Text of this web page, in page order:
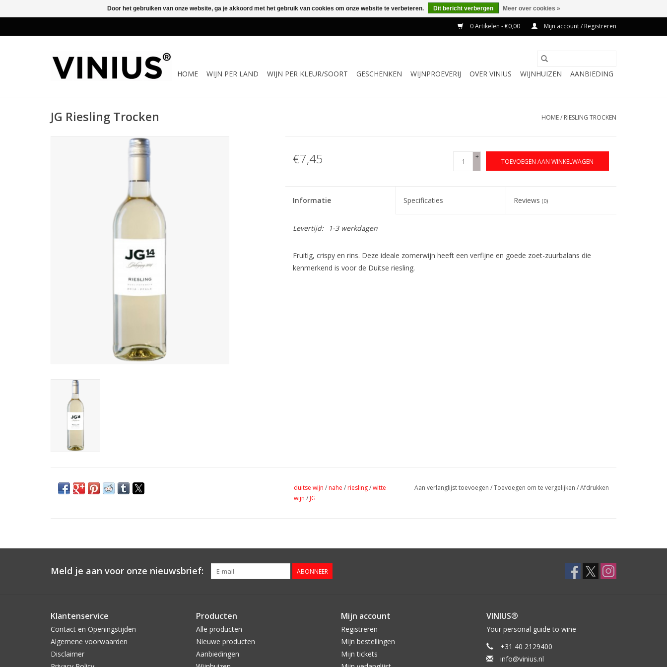
0 Artikelen - €0,00 Mijn account / Registreren
HOME WIJN PER LAND WIJN PER KLEUR/SOORT GESCHENKEN WIJNPROEVERIJ OVER VINIUS WIJNHUIZEN AANBIEDING
JG Riesling Trocken HOME/ RIESLING TROCKEN
€7,45
+
-
TOEVOEGEN AAN WINKELWAGEN
Informatie Specificaties Reviews(0)
Levertijd: 1-3 werkdagen
Fruitig, crispy en rins. Deze ideale zomerwijn heeft een verfijne en goede zoet-zuurbalans die
kenmerkend is voor de Duitse riesling.
duitse wijn / nahe / riesling/witte
wijn / JG
Aan verlanglijst toevoegen /Toevoegen om te vergelijken /Afdrukken
Meld je aan voor onze nieuwsbrief: ABONNEER
Klantenservice
Contact en Openingstijden
Algemene voorwaarden
Disclaimer
Producten
Alle producten
Nieuwe producten
Aanbiedingen
Mijn account
Registreren
Mijn bestellingen
Mijn tickets
VINIUS®
Your personal guide to wine
+31 40 2129400
info@vinius.nl
Door het gebruiken van onze website, ga je akkoord met het gebruik van cookies om onze website te verbeteren. Dit bericht verbergen Meer over cookies »